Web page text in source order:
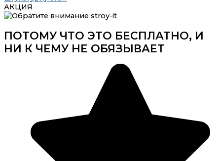
АКЦИЯ
ПОТОМУ ЧТО ЭТО БЕСПЛАТНО, И
НИ К ЧЕМУ НЕ ОБЯЗЫВАЕТ